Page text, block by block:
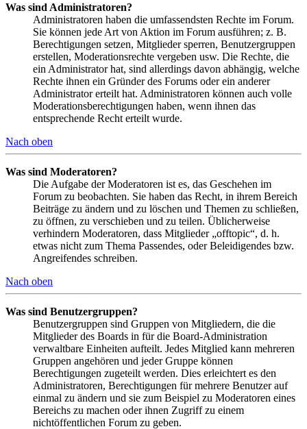
Was sind Administratoren?
Administratoren haben die umfassendsten Rechte im Forum.
Sie können jede Art von Aktion im Forum ausführen; z. B.
Berechtigungen setzen, Mitglieder sperren, Benutzergruppen
erstellen, Moderationsrechte vergeben usw. Die Rechte, die
ein Administrator hat, sind allerdings davon abhängig, welche
Rechte ihnen ein Gründer des Forums oder ein anderer
Administrator erteilt hat. Administratoren können auch volle
Moderationsberechtigungen haben, wenn ihnen das
entsprechende Recht erteilt wurde.
Nach oben
Was sind Moderatoren?
Die Aufgabe der Moderatoren ist es, das Geschehen im
Forum zu beobachten. Sie haben das Recht, in ihrem Bereich
Beiträge zu ändern und zu löschen und Themen zu schließen,
zu öffnen, zu verschieben und zu teilen. Üblicherweise
verhindern Moderatoren, dass Mitglieder „offtopic“, d. h.
etwas nicht zum Thema Passendes, oder Beleidigendes bzw.
Angreifendes schreiben.
Nach oben
Was sind Benutzergruppen?
Benutzergruppen sind Gruppen von Mitgliedern, die die
Mitglieder des Boards in für die Board-Administration
verwaltbare Einheiten aufteilt. Jedes Mitglied kann mehreren
Gruppen angehören und jeder Gruppe können
Berechtigungen zugeteilt werden. Dies erleichtert es den
Administratoren, Berechtigungen für mehrere Benutzer auf
einmal zu ändern und sie zum Beispiel zu Moderatoren eines
Bereichs zu machen oder ihnen Zugriff zu einem
nichtöffentlichen Forum zu geben.